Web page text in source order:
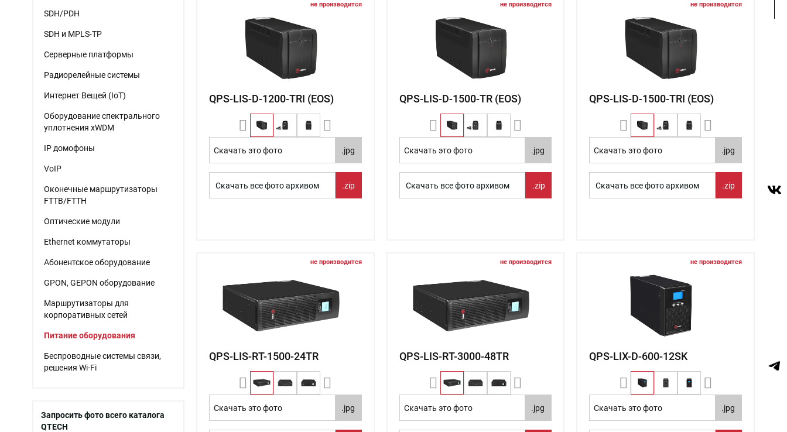
SDH/PDH
SDH и MPLS-TP
Серверные платформы
Радиорелейные системы
Интернет Вещей (IoT)
Оборудование спектрального
уплотнения xWDM
IP домофоны
VoIP
Оконечные маршрутизаторы
FTTB/FTTH
Оптические модули
Ethernet коммутаторы
Абонентское оборудование
GPON, GEPON оборудование
Маршрутизаторы для
корпоративных сетей
Питание оборудования
Беспроводные системы связи,
решения Wi-Fi
Запросить фото всего каталога
QTECH
не производится
QPS-LIS-D-1200-TRI (EOS)
Скачать это фото .jpg
Скачать все фото архивом .zip
не производится
QPS-LIS-D-1500-TR (EOS)
Скачать это фото .jpg
Скачать все фото архивом .zip
не производится
QPS-LIS-D-1500-TRI (EOS)
Скачать это фото .jpg
Скачать все фото архивом .zip
не производится
QPS-LIS-RT-1500-24TR
Скачать это фото .jpg
не производится
QPS-LIS-RT-3000-48TR
Скачать это фото .jpg
не производится
QPS-LIX-D-600-12SK
Скачать это фото .jpg